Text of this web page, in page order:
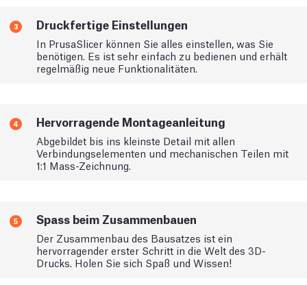
3 Druckfertige Einstellungen
In PrusaSlicer können Sie alles einstellen, was Sie
benötigen. Es ist sehr einfach zu bedienen und erhält
regelmäßig neue Funktionalitäten.
4 Hervorragende Montageanleitung
Abgebildet bis ins kleinste Detail mit allen
Verbindungselementen und mechanischen Teilen mit
1:1 Mass-Zeichnung.
5 Spass beim Zusammenbauen
Der Zusammenbau des Bausatzes ist ein
hervorragender erster Schritt in die Welt des 3D-
Drucks. Holen Sie sich Spaß und Wissen!